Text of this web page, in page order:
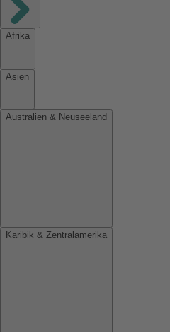
Afrika
Asien
Australien & Neuseeland
Karibik & Zentralamerika